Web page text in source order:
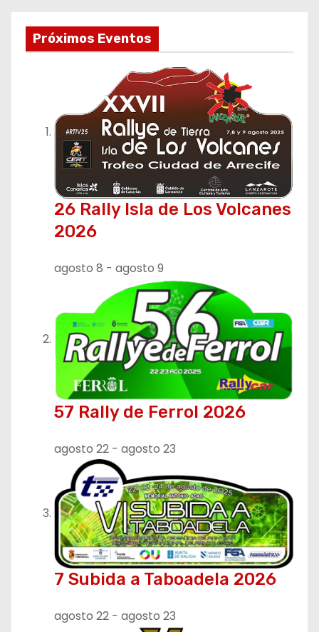
Próximos Eventos
26 Rally Isla de Los Volcanes
2026
agosto 8 - agosto 9
57 Rally de Ferrol 2026
agosto 22 - agosto 23
7 Subida a Taboadela 2026
agosto 22 - agosto 23